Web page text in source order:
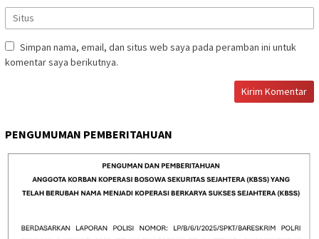
Simpan nama, email, dan situs web saya pada peramban ini untuk
komentar saya berikutnya.
PENGUMUMAN PEMBERITAHUAN